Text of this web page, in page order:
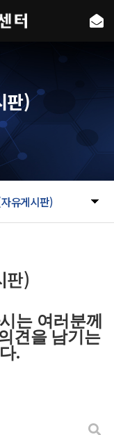
유게시판)
판)
판)
는 여러분께
견을 남기는
.